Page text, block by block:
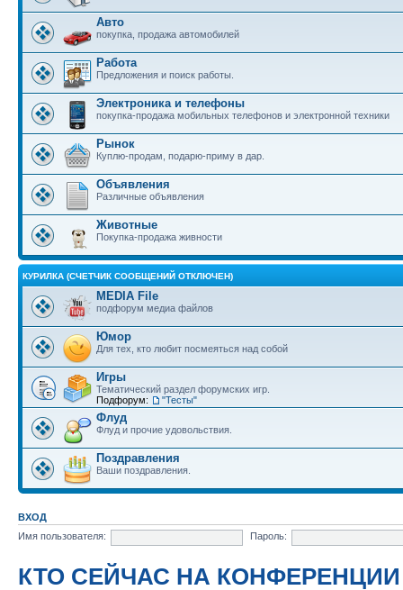
Авто
покупка, продажа автомобилей
Работа
Предложения и поиск работы.
Электроника и телефоны
покупка-продажа мобильных телефонов и электронной техники
Рынок
Куплю-продам, подарю-приму в дар.
Объявления
Различные объявления
Животные
Покупка-продажа живности
КУРИЛКА (СЧЕТЧИК СООБЩЕНИЙ ОТКЛЮЧЕН)
MEDIA File
подфорум медиа файлов
Юмор
Для тех, кто любит посмеяться над собой
Игры
Тематический раздел форумских игр.
Подфорум:
"Тесты"
Флуд
Флуд и прочие удовольствия.
Поздравления
Ваши поздравления.
ВХОД
Имя пользователя:
Пароль:
КТО СЕЙЧАС НА КОНФЕРЕНЦИИ